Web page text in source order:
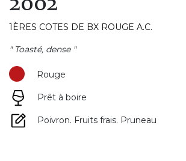
1ÈRES COTES DE BX ROUGE A.C.
" Toasté, dense "
Rouge
Prêt à boire
Poivron. Fruits frais. Pruneau